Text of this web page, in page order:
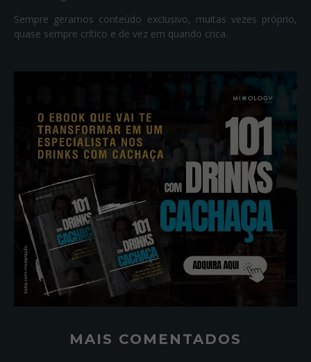
Sempre geramos conteúdo exclusivo, muitas vezes próprio,
quase sempre crítico e de vez em quando crica.
MAIS COMENTADOS